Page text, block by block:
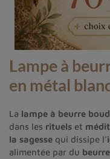
Lampe à
en métal
La lampe à beurre
dans les rituels et
la sagesse qui dissipe l’
alimentée par du